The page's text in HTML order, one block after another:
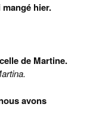
mangé hier.
de Martine.
avons